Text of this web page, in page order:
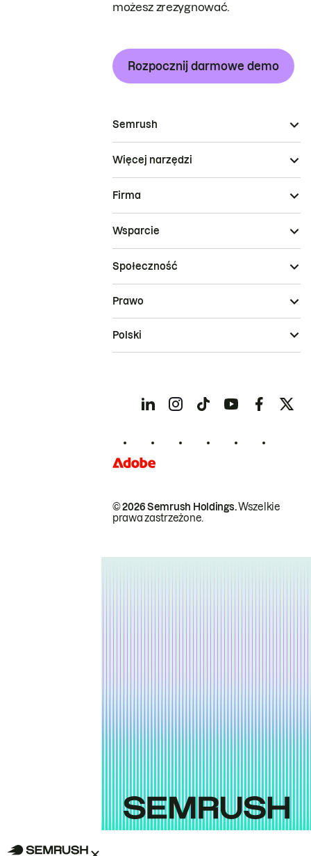
możesz zrezygnować.
Rozpocznij darmowe demo
Semrush
Więcej narzędzi
Firma
Wsparcie
Społeczność
© 2026 Semrush Holdings.Wszelkie
prawa zastrzeżone.
Prawo
Polski